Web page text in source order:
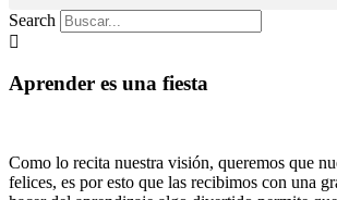
Search
Aprender es una fiesta
Como lo recita nuestra visión, queremos que
felices, es por esto que las recibimos con una